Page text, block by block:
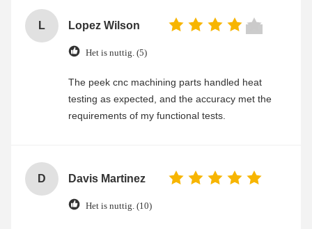
L Lopez Wilson
Het is nuttig. (5)
The peek cnc machining parts handled heat
testing as expected, and the accuracy met the
requirements of my functional tests.
D Davis Martinez
Het is nuttig. (10)